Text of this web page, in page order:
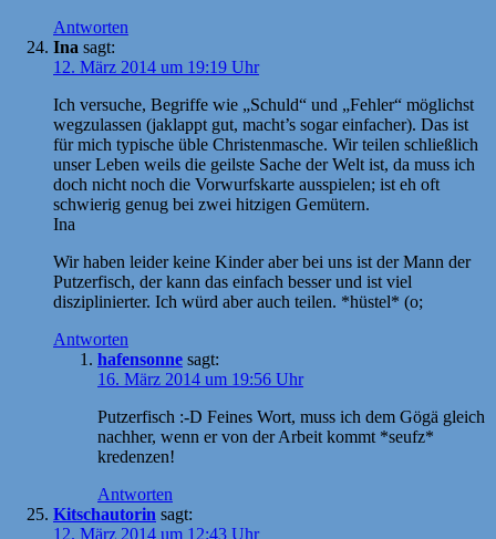
Antworten
Ina sagt:
12. März 2014 um 19:19 Uhr
Ich versuche, Begriffe wie „Schuld“ und „Fehler“ möglichst
wegzulassen (jaklappt gut, macht’s sogar einfacher). Das ist
für mich typische üble Christenmasche. Wir teilen schließlich
unser Leben weils die geilste Sache der Welt ist, da muss ich
doch nicht noch die Vorwurfskarte ausspielen; ist eh oft
schwierig genug bei zwei hitzigen Gemütern.
Ina
Wir haben leider keine Kinder aber bei uns ist der Mann der
Putzerfisch, der kann das einfach besser und ist viel
disziplinierter. Ich würd aber auch teilen. *hüstel* (o;
Antworten
hafensonne sagt:
16. März 2014 um 19:56 Uhr
Putzerfisch :-D Feines Wort, muss ich dem Gögä gleich
nachher, wenn er von der Arbeit kommt *seufz*
kredenzen!
Antworten
Kitschautorin sagt:
12. März 2014 um 12:43 Uhr